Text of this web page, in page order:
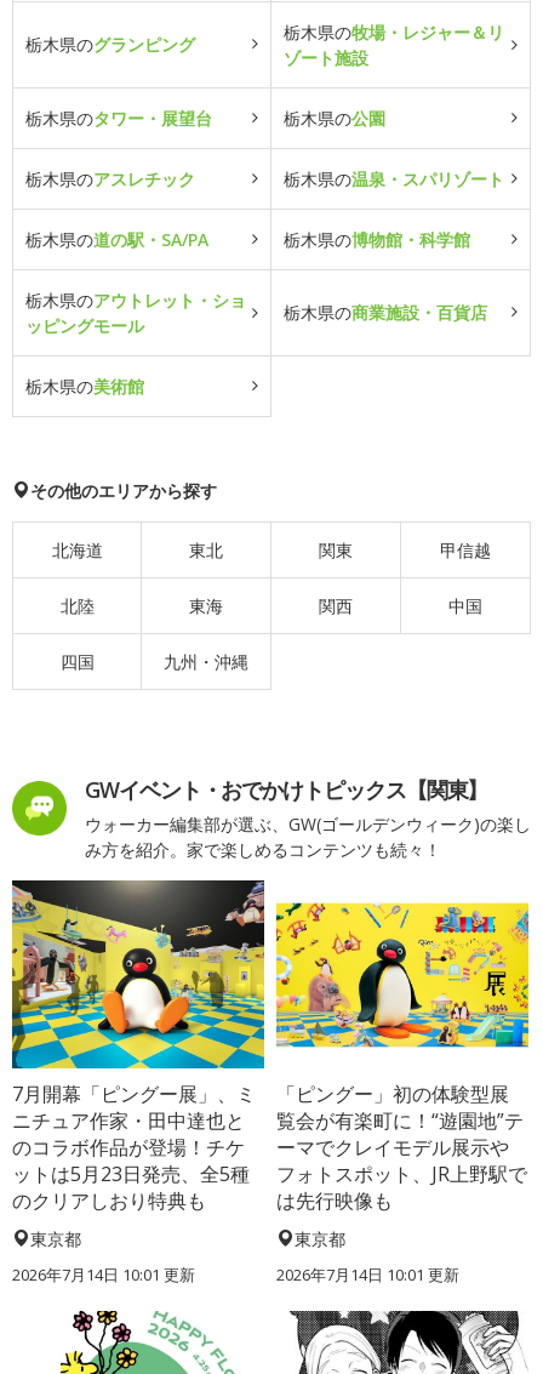
栃木県のグランピング
栃木県の牧場・レジャー＆リ
ゾート施設
栃木県のタワー・展望台 栃木県の公園
栃木県のアスレチック 栃木県の温泉・スパリゾート
栃木県の道の駅・SA/PA 栃木県の博物館・科学館
栃木県のアウトレット・ショ
ッピングモール
栃木県の商業施設・百貨店
栃木県の美術館
その他のエリアから探す
北海道 東北 関東 甲信越
北陸 東海 関西 中国
四国 九州・沖縄
GWイベント・おでかけトピックス【関東】
ウォーカー編集部が選ぶ、GW(ゴールデンウィーク)の楽し
み方を紹介。家で楽しめるコンテンツも続々！
7月開幕「ピングー展」、ミ
ニチュア作家・田中達也と
のコラボ作品が登場！チケ
ットは5月23日発売、全5種
のクリアしおり特典も
東京都
2026年7月14日 10:01 更新
「ピングー」初の体験型展
覧会が有楽町に！“遊園地”テ
ーマでクレイモデル展示や
フォトスポット、JR上野駅で
は先行映像も
東京都
2026年7月14日 10:01 更新